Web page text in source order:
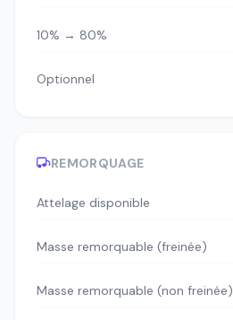
10% → 80%
Optionnel
REMORQUAGE
Attelage disponible
Masse remorquable (freinée)
Masse remorquable (non freinée)